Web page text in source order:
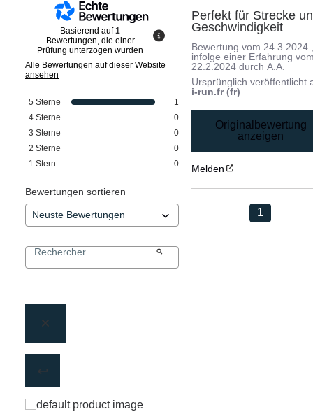
Basierend auf1
Bewertungen, die einer
Prüfung unterzogen wurden
Alle Bewertungen auf dieser Website
ansehen
5 Sterne
1
4 Sterne
0
3 Sterne
0
2 Sterne
0
1 Stern 0
Bewertungen sortieren
Perfekt für Strecke
Geschwindigkeit
Bewertung vom 24.3.2024
infolge einer Erfahrung
22.2.2024 durchA.A.
Ursprünglich veröffentlicht
i-run.fr (fr)
Originalbewertung
anzeigen
Melden
1